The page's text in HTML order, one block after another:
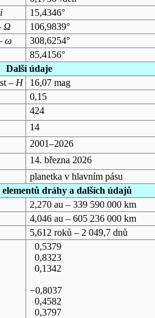
i
15,4346°
Ω
106,9839°
ω
308,6254°
85,4156°
Další údaje
– H
16,07 mag
0,15
424
14
2001–2026
14. března 2026
planetka v hlavním pásu
elementů dráhy a dalších údajů
2,270 au – 339 590 000 km
4,046 au – 605 236 000 km
5,612 roků – 2 049,7 dnů
0,5379
0,8323
0,1342
−0,8037
0,4582
0,3797